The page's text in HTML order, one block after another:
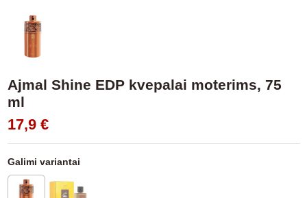
Ajmal Shine EDP kvepalai moterims, 75
ml
17,9 €
Galimi variantai